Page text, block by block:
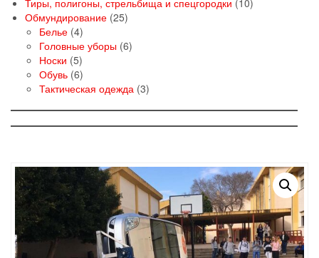
Тиры, полигоны, стрельбища и спецгородки 10
Обмундирование 2525
Белье 44
товара
Головные уборы 66
Носки 55
товаров
Обувь 66
товаров
Тактическая одежда 33